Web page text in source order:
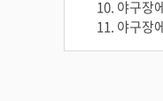
10. 야구장
11. 야구장